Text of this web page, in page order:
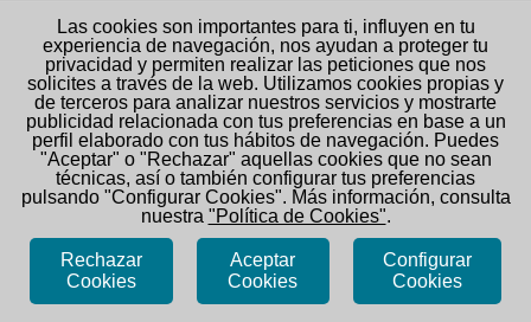
Las cookies son importantes para ti, influyen en tu
experiencia de navegación, nos ayudan a proteger tu
privacidad y permiten realizar las peticiones que nos
solicites a través de la web. Utilizamos cookies propias y
de terceros para analizar nuestros servicios y mostrarte
publicidad relacionada con tus preferencias en base a un
perfil elaborado con tus hábitos de navegación. Puedes
"Aceptar" o "Rechazar" aquellas cookies que no sean
técnicas, así o también configurar tus preferencias
pulsando "Configurar Cookies". Más información, consulta
nuestra "Política de Cookies".
Rechazar
Cookies
Aceptar
Cookies
Configurar
Cookies
GRUP EXCURSIONISTA POSA´T EN MARXA
C/ SANT VALENTÍ, 20-22, BLOC B, 1r.2a.
- SANT FRUITOS DE BAGES
08272 BARCELONA
grupposatenmarxa@gmail.com
/ 646545254